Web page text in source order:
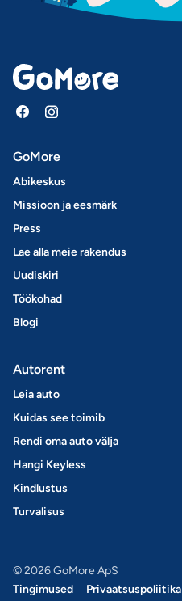
GoMore
Abikeskus
Missioon ja eesmärk
Press
Lae alla meie rakendus
Uudiskiri
Töökohad
Blogi
Autorent
Leia auto
Kuidas see toimib
Rendi oma auto välja
Hangi Keyless
Kindlustus
Turvalisus
© 2026 GoMore ApS
Tingimused
Privaatsuspoliitika